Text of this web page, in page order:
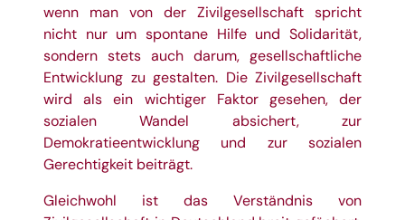
wenn man von der Zivilgesellschaft spricht
nicht nur um spontane Hilfe und Solidarität,
sondern stets auch darum, gesellschaftliche
Entwicklung zu gestalten. Die Zivilgesellschaft
wird als ein wichtiger Faktor gesehen, der
sozialen Wandel absichert, zur
Demokratieentwicklung und zur sozialen
Gerechtigkeit beiträgt.
Gleichwohl ist das Verständnis von